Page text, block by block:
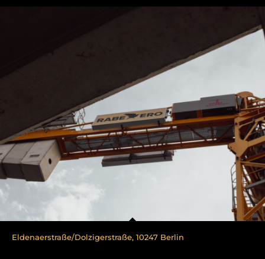
Eldenaerstraße/Dolzigerstraße, 10247 Berlin